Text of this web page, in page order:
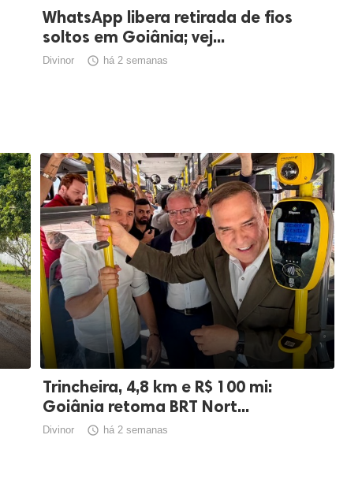
WhatsApp libera retirada de fios
soltos em Goiânia; vej...
Divinor  há 2 semanas
Trincheira, 4,8 km e R$ 100 mi:
Goiânia retoma BRT Nort...
Divinor  há 2 semanas